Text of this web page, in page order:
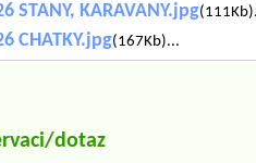
STANY, KARAVANY.jpg
CHATKY.jpg(167Kb)...
dotaz